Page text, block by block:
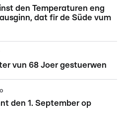
den Temperaturen eng
dat fir de Süde vum
vun 68 Joer gestuerwen
den 1. September op